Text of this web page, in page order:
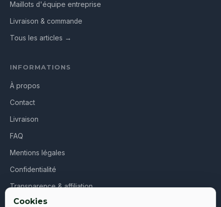
Maillots d'équipe entreprise
Livraison & commande
Tous les articles →
INFORMATIONS
À propos
Contact
Livraison
FAQ
Mentions légales
Confidentialité
Transparence & affiliation
CGV
Cookies